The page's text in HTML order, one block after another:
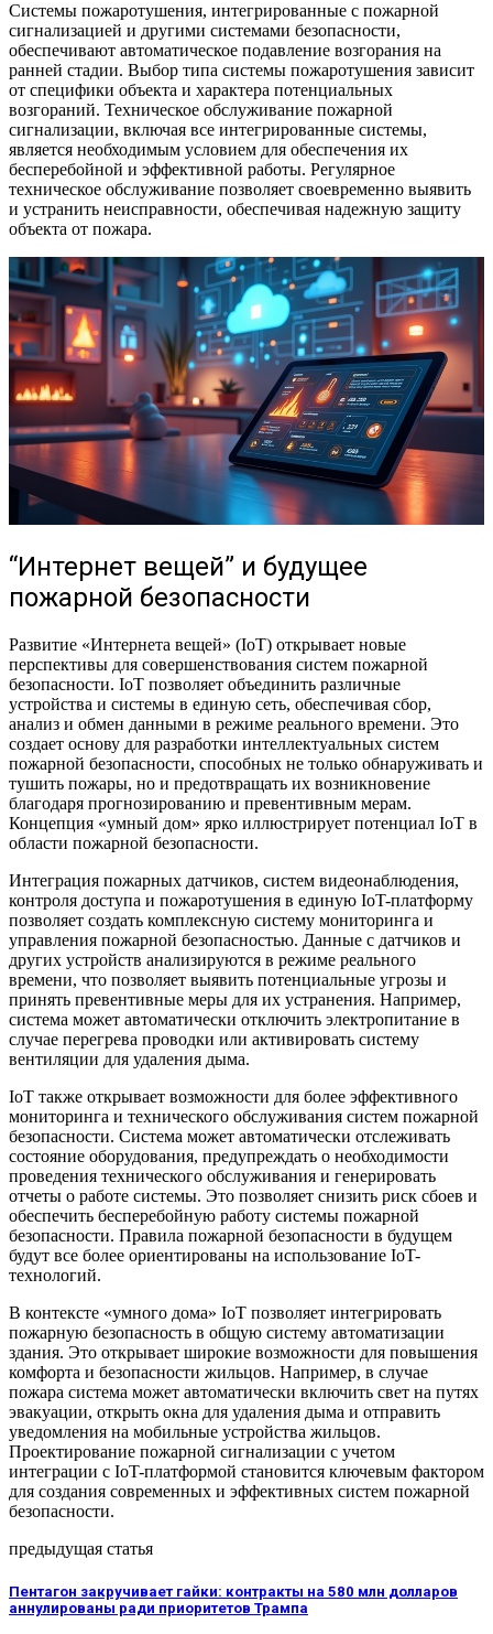
Системы пожаротушения, интегрированные с пожарной
сигнализацией и другими системами безопасности,
обеспечивают автоматическое подавление возгорания на
ранней стадии. Выбор типа системы пожаротушения зависит
от специфики объекта и характера потенциальных
возгораний. Техническое обслуживание пожарной
сигнализации, включая все интегрированные системы,
является необходимым условием для обеспечения их
бесперебойной и эффективной работы. Регулярное
техническое обслуживание позволяет своевременно выявить
и устранить неисправности, обеспечивая надежную защиту
объекта от пожара.
“Интернет вещей” и будущее
пожарной безопасности
Развитие «Интернета вещей» (IoT) открывает новые
перспективы для совершенствования систем пожарной
безопасности. IoT позволяет объединить различные
устройства и системы в единую сеть, обеспечивая сбор,
анализ и обмен данными в режиме реального времени. Это
создает основу для разработки интеллектуальных систем
пожарной безопасности, способных не только обнаруживать и
тушить пожары, но и предотвращать их возникновение
благодаря прогнозированию и превентивным мерам.
Концепция «умный дом» ярко иллюстрирует потенциал IoT в
области пожарной безопасности.
Интеграция пожарных датчиков, систем видеонаблюдения,
контроля доступа и пожаротушения в единую IoT-платформу
позволяет создать комплексную систему мониторинга и
управления пожарной безопасностью. Данные с датчиков и
других устройств анализируются в режиме реального
времени, что позволяет выявить потенциальные угрозы и
принять превентивные меры для их устранения. Например,
система может автоматически отключить электропитание в
случае перегрева проводки или активировать систему
вентиляции для удаления дыма.
IoT также открывает возможности для более эффективного
мониторинга и технического обслуживания систем пожарной
безопасности. Система может автоматически отслеживать
состояние оборудования, предупреждать о необходимости
проведения технического обслуживания и генерировать
отчеты о работе системы. Это позволяет снизить риск сбоев и
обеспечить бесперебойную работу системы пожарной
безопасности. Правила пожарной безопасности в будущем
будут все более ориентированы на использование IoT-
технологий.
В контексте «умного дома» IoT позволяет интегрировать
пожарную безопасность в общую систему автоматизации
здания. Это открывает широкие возможности для повышения
комфорта и безопасности жильцов. Например, в случае
пожара система может автоматически включить свет на путях
эвакуации, открыть окна для удаления дыма и отправить
уведомления на мобильные устройства жильцов.
Проектирование пожарной сигнализации с учетом
интеграции с IoT-платформой становится ключевым фактором
для создания современных и эффективных систем пожарной
безопасности.
предыдущая статья
Пентагон закручивает гайки: контракты на 580 млн долларов
аннулированы ради приоритетов Трампа